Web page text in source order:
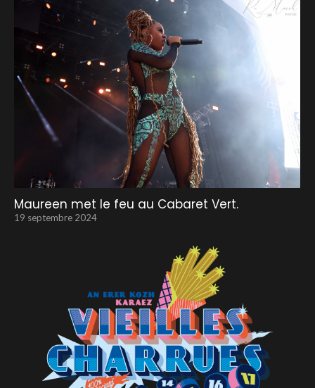
Maureen met le feu au Cabaret Vert.
19 septembre 2024